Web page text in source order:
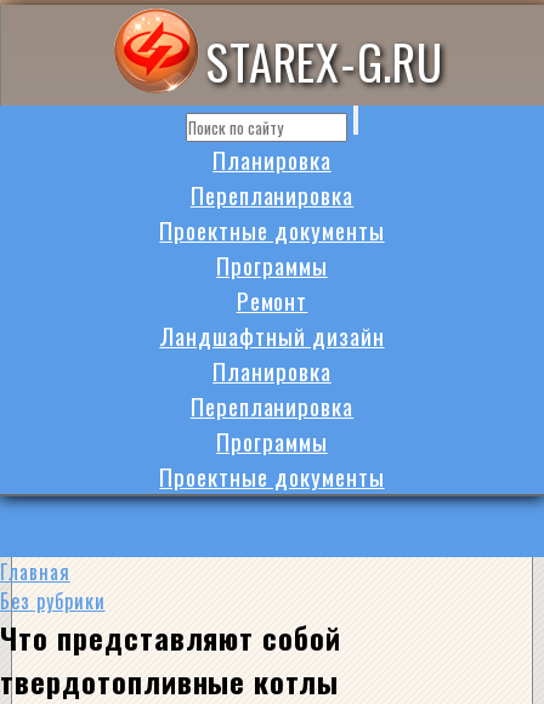
STAREX-G.RU
Планировка
Перепланировка
Проектные документы
Программы
Ремонт
Ландшафтный дизайн
Планировка
Перепланировка
Программы
Проектные документы
Главная
Без рубрики
Что представляют собой
твердотопливные котлы